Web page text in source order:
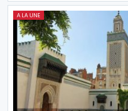
A LA UNE